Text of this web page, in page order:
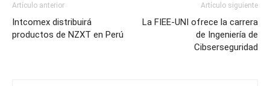
Artículo anterior
Intcomex distribuirá
productos de NZXT en Perú
Artículo siguiente
La FIEE-UNI ofrece la carrera
de Ingeniería de
Cibserseguridad